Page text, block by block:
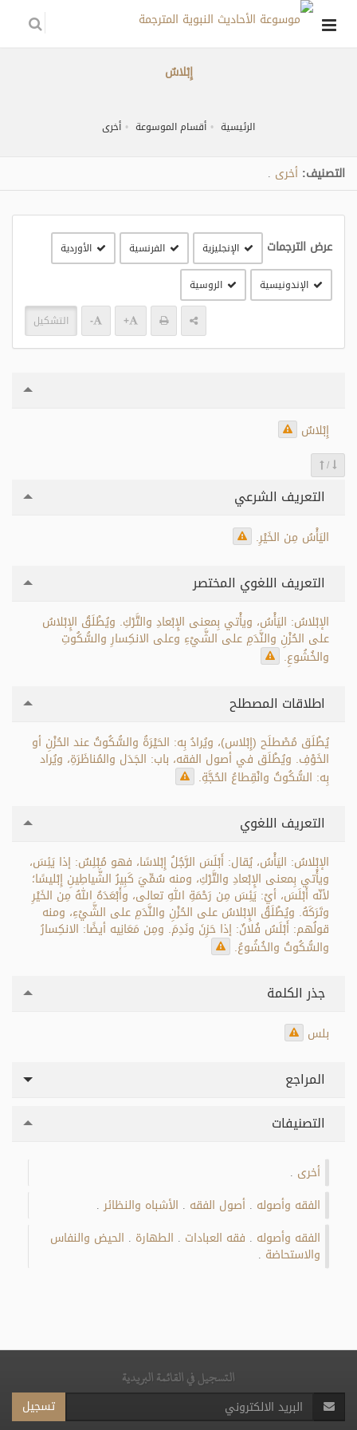
إِبْلاسٌ
الرئيسية أقسام الموسوعة أخرى
التصنيف: أخرى
عرض الترجمات الإنجليزية الفرنسية الأوردية
الإندونيسية الروسية
+
- التشكيل
إِبْلاسٌ
/
التعريف الشرعي
اليَأْسُ مِن الخَيْرِ.
التعريف اللغوي المختصر
الإبْلاسُ: اليَأْسُ، ويأْتي بِمعنى الإِبْعادِ والتَّرْكِ. ويُطْلَقُ الإِبْلاسُ
على الحُزْنِ والنَّدَمِ على الشَّيْءِ وعلى الانكِسارِ والسُّكُوتِ
والخُشُوعِ.
اطلاقات المصطلح
يُطْلَق مُصْطلَح (إِبْلاس)، ويُرادُ بِه: الحَيْرَةُ والسُّكُوتُ عند الحُزْنِ أو
الخَوْفِ. ويُطْلَق في أصول الفقه، باب: الجَدَل والمُناظَرَةِ، ويُراد
بِه: السُّكُوتُ وانْقِطاعُ الحُجَّةِ.
التعريف اللغوي
الإبْلاسُ: اليَأْسُ، يُقال: أَبْلَسَ الرَّجُلُ إِبْلاسًا، فهو مُبْلِسٌ: إذا يَئِسَ،
ويأْتي بِمعنى الإِبْعادِ والتَّرْكِ، ومنه سُمِّيَ كَبِيرُ الشَّياطِينِ إِبْليسًا؛
لأنّه أَبْلَسَ، أيْ: يَئِسَ مِن رَحْمَةِ اللهِ تعالى، وأَبْعَدَهُ اللهُ مِن الخَيْرِ
وتَرَكَهُ. ويُطْلَقُ الإِبْلاسُ على الحُزْنِ والنَّدَمِ على الشَّيْءِ، ومنه
قولُهم: أَبْلَسُ فُلانٌ: إذا حَزِنَ ونَدِمَ. ومِن مَعَانِيه أيضًا: الانكِسارُ
والسُّكُوتُ والخُشُوعُ.
جذر الكلمة
بلس
المراجع
التصنيفات
أخرى
الفقه وأصوله أصول الفقه الأشباه والنظائر
الفقه وأصوله فقه العبادات الطهارة الحيض والنفاس
والاستحاضة
التسجيل في القائمة البريدية
تسجيل